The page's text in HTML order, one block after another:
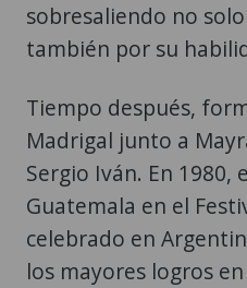
sobresaliendo no
también por su
Tiempo después,
Madrigal junto a
Sergio Iván. En
Guatemala en el
celebrado en
los mayores logros